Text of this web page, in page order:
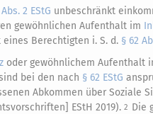
2 EStG unbeschränkt
gewöhnlichen Aufenthalt im
Berechtigten i. S. d. § 62
oder gewöhnlichem Aufenthalt
bei den nach § 62 EStG
Abkommen über Soziale
EStH 2019). 2 Die